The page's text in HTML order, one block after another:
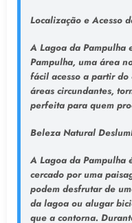
Localização e Acesso
A Lagoa da Pampulha
Pampulha, uma área
fácil acesso a partir
áreas circundantes,
perfeita para quem
Beleza Natural
A Lagoa da Pampulha
cercado por uma
podem desfrutar de
da lagoa ou alugar
que a contorna.